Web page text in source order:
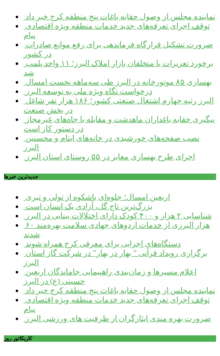
نماینده مجلس از وصول حقابه باغات پنج منطقه کرج خبر داد
پیام
در کشور
شد
بهسازی ۸۵ موتورخانه در البرز طی سه‌ماهه نخست امسال
درخواست نگاه ویژه ملی به توسعه البرز
در بخش صنعت
در دستور کار است
البرز
اجرای طرح بهسازی معابر در ۵۵ روستای استان البرز
جديدترين خبرها
اربعین امسال؛ جلوه‌ای باشکوه از تولی و تبری
بزرگ‌ترین تاج گل، آزادی یک انسان است
شناسایی ۲ هزار و ۴۰۰ کودک دارای اختلالات بینایی در البرز
۶۰ هزار البرزی از خدمات اردوهای جهادی سلامت بهره‌مند
شدند
دستگاه‌های اجرایی برای معرفی کرج همراه شوند
البرز
حسینی (ع) در البرز
نماینده مجلس از وصول حقابه باغات پنج منطقه کرج خبر داد
پیام
ضرورت بهره مندی ایثارگران از ظرفیت های ورزشی البرز
کاریکاتور روز